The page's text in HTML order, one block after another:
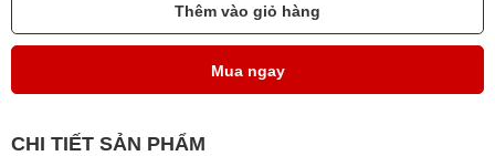
Thêm vào giỏ hàng
Mua ngay
CHI TIẾT SẢN PHẨM